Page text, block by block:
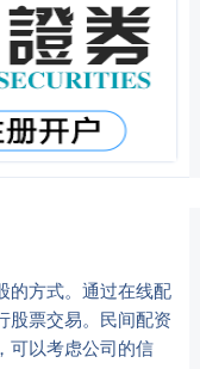
的方式。通过在线配
股票交易。民间配资
可以考虑公司的信